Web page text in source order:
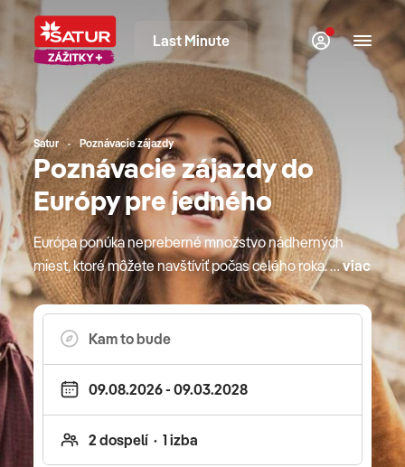
Last Minute
Satur Poznávacie zájazdy
Poznávacie zájazdy do
Európy pre jedného
Európa ponúka nepreberné množstvo nádherných
miest, ktoré môžete navštíviť počas celého roka. Či
už sú to krajiny južnej Európy s poznávacími
zájazdami za miestnymi gurmánskymi špecialitami
a vínom, alebo sever s divokou prírodou, v Európe
je stále čo objavovať. S CK SATUR môžete
cestovať aj za kultúrou, pozrieť si môžete napríklad
bohatú ponuku poznávacích zájazdov pre deti -
vidieť môžete napríklad safari, Disneyland v Paríži,
viac